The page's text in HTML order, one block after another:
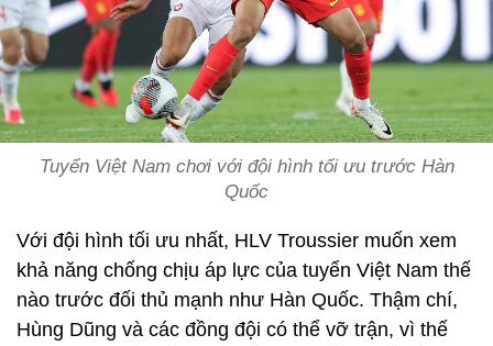
Tuyển Việt Nam chơi với đội hình tối ưu trước Hàn
Quốc
Với đội hình tối ưu nhất, HLV Troussier muốn xem
khả năng chống chịu áp lực của tuyển Việt Nam thế
nào trước đối thủ mạnh như Hàn Quốc. Thậm chí,
Hùng Dũng và các đồng đội có thể vỡ trận, vì thế